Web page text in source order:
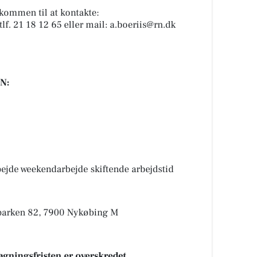
til at kontakte:
21 18 12 65 eller mail: a.boeriis@rn.dk
weekendarbejde skiftende arbejdstid
82, 7900 Nykøbing M